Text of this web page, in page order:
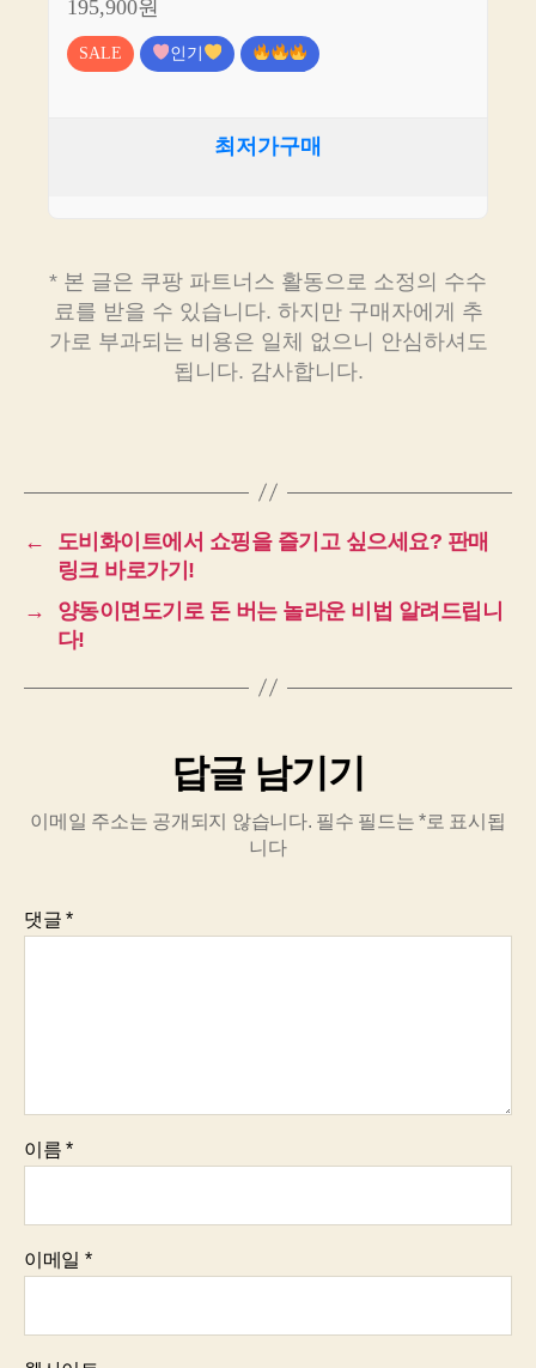
195,900원
SALE 인기
최저가구매
* 본 글은 쿠팡 파트너스 활동으로 소정의 수수
료를 받을 수 있습니다. 하지만 구매자에게 추
가로 부과되는 비용은 일체 없으니 안심하셔도
됩니다. 감사합니다.
←
도비화이트에서 쇼핑을 즐기고 싶으세요? 판매
링크 바로가기!
→
양동이면도기로 돈 버는 놀라운 비법 알려드립니
다!
답글 남기기
이메일 주소는 공개되지 않습니다. 필수 필드는*로 표시됩
니다
댓글*
이름*
이메일 *